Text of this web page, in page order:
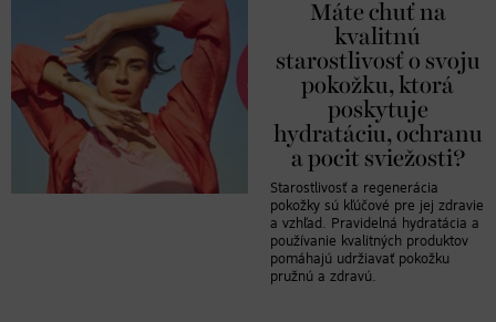
Máte chuť na
kvalitnú
starostlivosť o svoju
pokožku, ktorá
poskytuje
hydratáciu, ochranu
a pocit sviežosti?
Starostlivosť a regenerácia
pokožky sú kľúčové pre jej zdravie
a vzhľad. Pravidelná hydratácia a
používanie kvalitných produktov
pomáhajú udržiavať pokožku
pružnú a zdravú.